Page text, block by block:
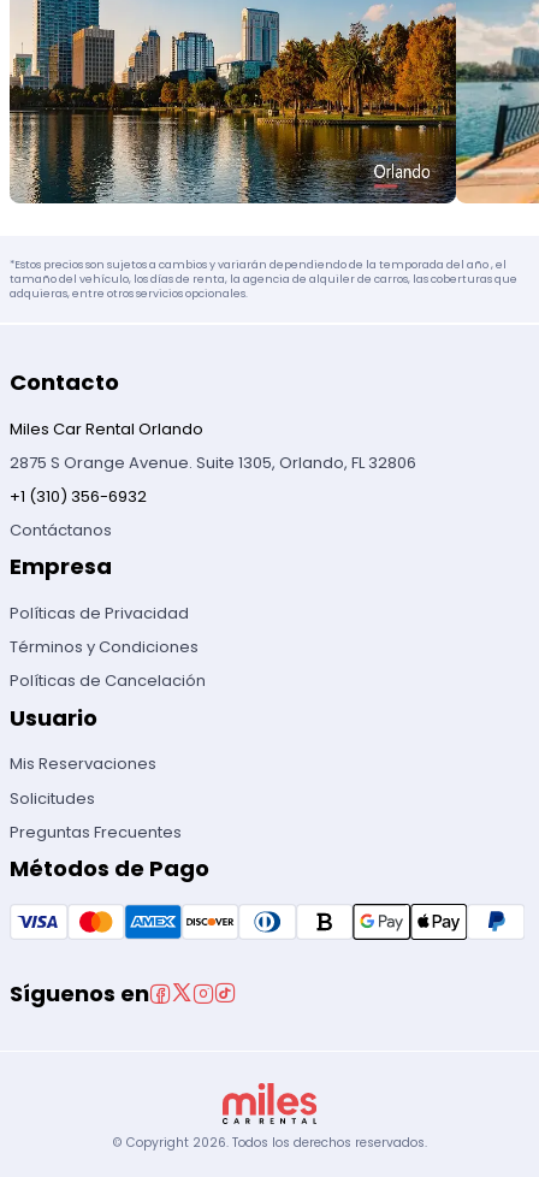
*Estos precios son sujetos a cambios y variarán dependiendo de la temporada del año , el
tamaño del vehículo, los días de renta, la agencia de alquiler de carros, las coberturas que
adquieras, entre otros servicios opcionales.
Contacto
Miles Car Rental Orlando
2875 S Orange Avenue. Suite 1305, Orlando, FL 32806
+1 (310) 356-6932
Contáctanos
Empresa
Políticas de Privacidad
Términos y Condiciones
Políticas de Cancelación
Usuario
Mis Reservaciones
Solicitudes
Preguntas Frecuentes
Métodos de Pago
Síguenos en
© Copyright 2026. Todos los derechos reservados.